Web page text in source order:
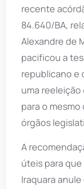
recente
84.640/BA,
Alexandre de
pacificou a
republicano e
uma
para o
órgãos
A
úteis para que
Iraquara